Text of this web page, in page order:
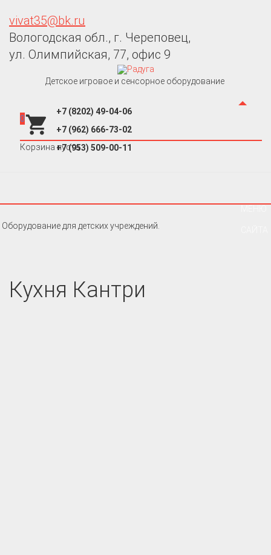
Детское игровое и сенсорное оборудование
vivat35@bk.ru
Вологодская обл., г. Череповец,
ул. Олимпийская, 77, офис 9
+7 (8202) 49-04-06
+7 (962) 666-73-02
+7 (953) 509-00-11
0
Корзина пуста
Оборудование для детских учреждений.
Кухня Кантри